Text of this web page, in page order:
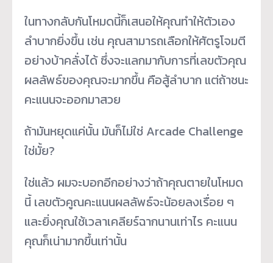
ในทางกลับกันโหมดนี้ก็เสนอให้คุณทำให้ตัวเอง
ลำบากยิ่งขึ้น เช่น คุณสามารถเลือกให้ศัตรูโจมตี
อย่างบ้าคลั่งได้ ซึ่งจะแลกมากับการที่เลขตัวคุณ
ผลลัพธ์ของคุณจะมากขึ้น คือสู้ลำบาก แต่ถ้าชนะ
คะแนนจะออกมาสวย
ถ้ามันหยุดแค่นั้น มันก็ไม่ใช่ Arcade Challenge
ใช่มั้ย?
ใช่แล้ว ผมจะบอกอีกอย่างว่าถ้าคุณตายในโหมด
นี้ เลขตัวคูณคะแนนผลลัพธ์จะน้อยลงเรื่อย ๆ
และยิ่งคุณใช้เวลาเคลียร์ฉากนานเท่าไร คะแนน
คุณก็เน่ามากขึ้นเท่านั้น